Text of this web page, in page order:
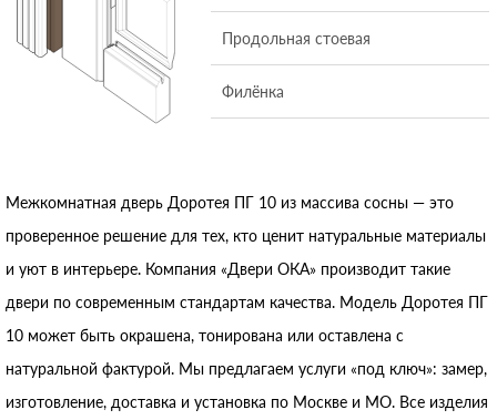
Продольная стоевая
Филёнка
Межкомнатная дверь Доротея ПГ 10 из массива сосны — это
проверенное решение для тех, кто ценит натуральные материалы
и уют в интерьере. Компания «Двери ОКА» производит такие
двери по современным стандартам качества. Модель Доротея ПГ
10 может быть окрашена, тонирована или оставлена с
натуральной фактурой. Мы предлагаем услуги «под ключ»: замер,
изготовление, доставка и установка по Москве и МО. Все изделия